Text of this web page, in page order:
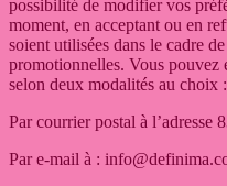
possibilité de modifier vos
moment, en acceptant ou en
soient utilisées dans le cadre
promotionnelles. Vous pouvez
selon deux modalités au choix :
Par courrier postal à l’adresse
Par e-mail à :